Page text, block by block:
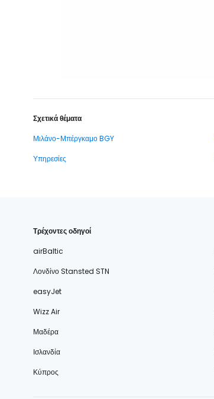
Σχετικά θέματα
Μιλάνο-Μπέργκαμο BGY
Υπηρεσίες
Τρέχοντες οδηγοί
airBaltic
Λονδίνο Stansted STN
easyJet
Wizz Air
Μαδέρα
Ισλανδία
Κύπρος